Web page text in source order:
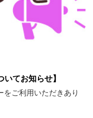
いてお知らせ】
をご利用いただきあり